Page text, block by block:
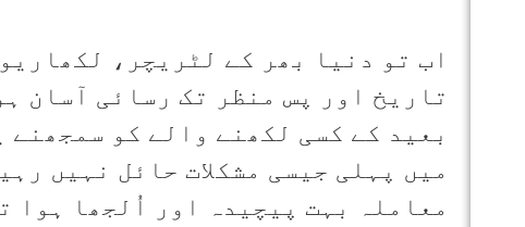
اب تو دنیا بھر کے لٹریچر،
تاریخ اور پس منظر تک رسائی آسان
بعید کے کسی لکھنے والے کو
میں پہلی جیسی مشکلات حائل نہیں
معاملہ بہت پیچیدہ اور اُلجھا ہوا